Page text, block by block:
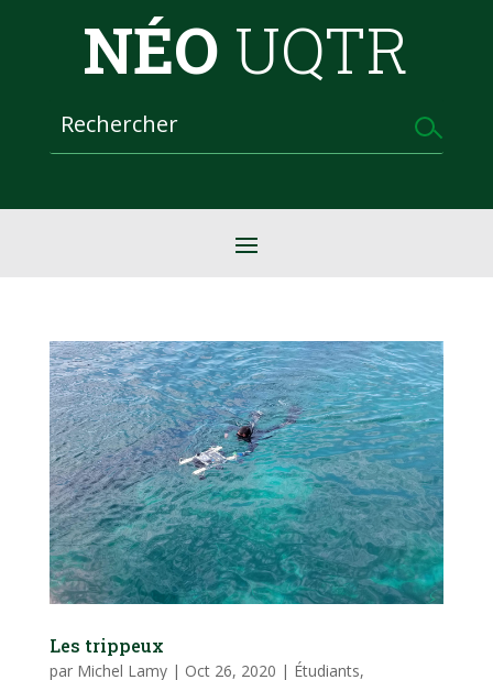
NÉO UQTR
Les trippeux
par Michel Lamy| Oct 26, 2020 | Étudiants,